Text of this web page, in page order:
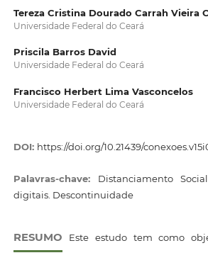
Tereza Cristina Dourado Carrah Vieira
Universidade Federal do Ceará
Priscila Barros David
Universidade Federal do Ceará
Francisco Herbert Lima Vasconcelos
Universidade Federal do Ceará
DOI: https://doi.org/10.21439/
Palavras-chave: Distanciamento
digitais. Descontinuidade
RESUMO Este estudo tem como